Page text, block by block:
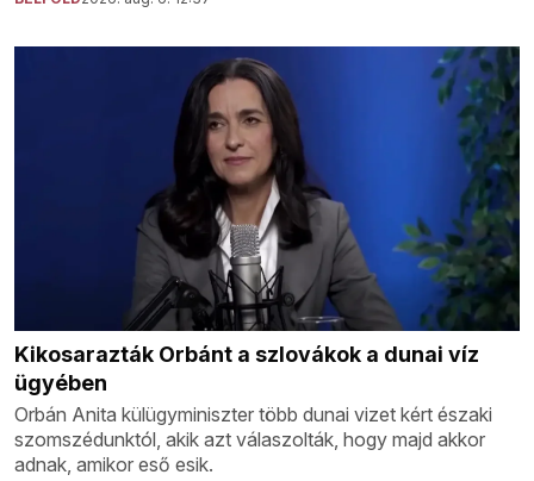
Kikosarazták Orbánt a szlovákok a dunai víz
ügyében
Orbán Anita külügyminiszter több dunai vizet kért északi
szomszédunktól, akik azt válaszolták, hogy majd akkor
adnak, amikor eső esik.